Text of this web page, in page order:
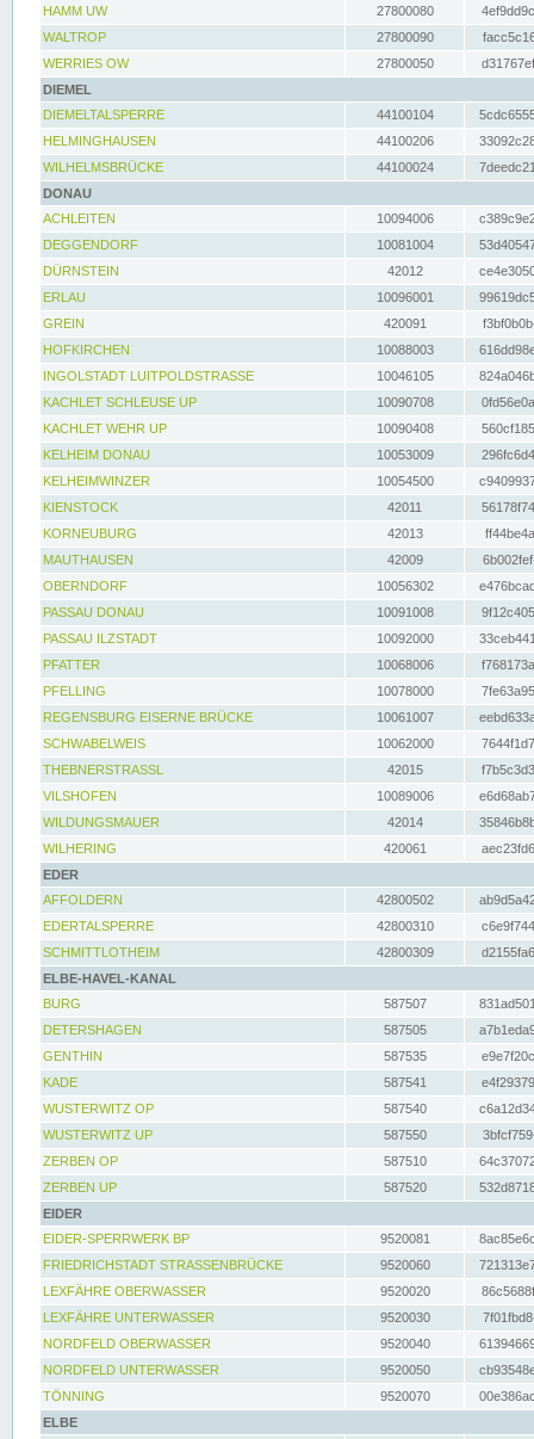
HAMM UW
27800080
WALTROP
27800090
WERRIES OW
27800050
DIEMEL
DIEMELTALSPERRE
44100104
HELMINGHAUSEN
44100206
WILHELMSBRÜCKE
44100024
DONAU
ACHLEITEN
10094006
DEGGENDORF
10081004
DÜRNSTEIN
42012
ERLAU
10096001
GREIN
420091
HOFKIRCHEN
10088003
INGOLSTADT LUITPOLDSTRASSE
10046105
KACHLET SCHLEUSE UP
10090708
KACHLET WEHR UP
10090408
KELHEIM DONAU
10053009
KELHEIMWINZER
10054500
KIENSTOCK
42011
KORNEUBURG
42013
MAUTHAUSEN
42009
OBERNDORF
10056302
PASSAU DONAU
10091008
PASSAU ILZSTADT
10092000
PFATTER
10068006
PFELLING
10078000
REGENSBURG EISERNE BRÜCKE
10061007
SCHWABELWEIS
10062000
THEBNERSTRASSL
42015
VILSHOFEN
10089006
WILDUNGSMAUER
42014
WILHERING
420061
EDER
AFFOLDERN
42800502
EDERTALSPERRE
42800310
SCHMITTLOTHEIM
42800309
ELBE-HAVEL-KANAL
BURG
587507
DETERSHAGEN
587505
GENTHIN
587535
KADE
587541
WUSTERWITZ OP
587540
WUSTERWITZ UP
587550
ZERBEN OP
587510
ZERBEN UP
587520
EIDER
EIDER-SPERRWERK BP
9520081
FRIEDRICHSTADT STRASSENBRÜCKE
9520060
LEXFÄHRE OBERWASSER
9520020
LEXFÄHRE UNTERWASSER
9520030
NORDFELD OBERWASSER
9520040
NORDFELD UNTERWASSER
9520050
TÖNNING
9520070
ELBE